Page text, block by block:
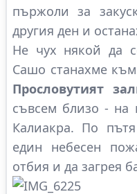
пържоли за
другия ден и
Не чух някой да
Сашо станахме
Прословутият
съвсем близо - на
Калиакра. По
един небесен
отбия и да загрея